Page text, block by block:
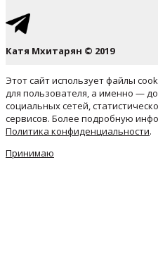
Катя Мхитарян © 2019
Этот сайт использует файлы
для пользователя, а именно —
социальных сетей,
сервисов. Более подробную
Политика конфиденциальности.
Принимаю